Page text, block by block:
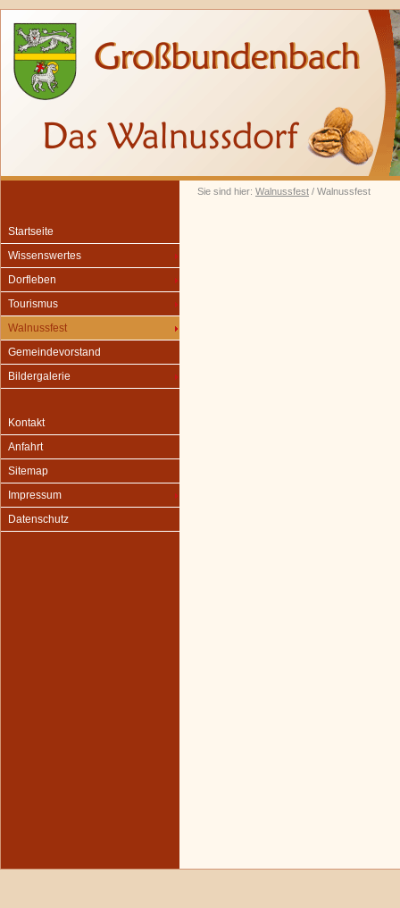
Sie sind hier: Walnussfest / Walnussfest
Startseite
Wissenswertes
Dorfleben
Tourismus
Walnussfest
Gemeindevorstand
Bildergalerie
Kontakt
Anfahrt
Sitemap
Impressum
Datenschutz